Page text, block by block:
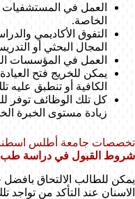
العمل في المستشفيات
الخاصة.
التفوق الأكاديمي
المجال البحثي أو
العمل في المؤسسات
يمكن للخريج فتح
الكافية أو تنطبق عليه
كل تلك الوظائف توفر
زيادة مستوى الخبرة
تخصصات جامعة أطلس
شروط القبول في دراسة طب
يمكن للطالب الالتحاق
الاسنان عند التأكد من